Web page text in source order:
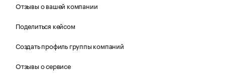
Отзывы о вашей компании
Поделиться кейсом
Создать профиль группы компаний
Отзывы о сервисе